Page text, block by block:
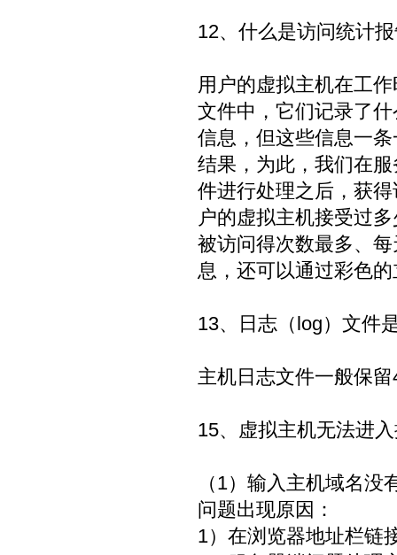
12、什么是访问统计
用户的虚拟主机在工
文件中，它们记录了
信息，但这些信息一
结果，为此，我们在
件进行处理之后，获
户的虚拟主机接受过
被访问得次数最多、
息，还可以通过彩色
13、日志（log）文件
主机日志文件一般保
15、虚拟主机无法进
（1）输入主机域名
问题出现原因：
1）在浏览器地址栏链